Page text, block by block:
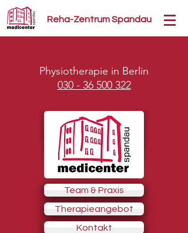
Reha-Zentrum Spandau
Physiotherapie in Berlin
030 - 36 500 322
Team & Praxis
Therapieangebot
Kontakt